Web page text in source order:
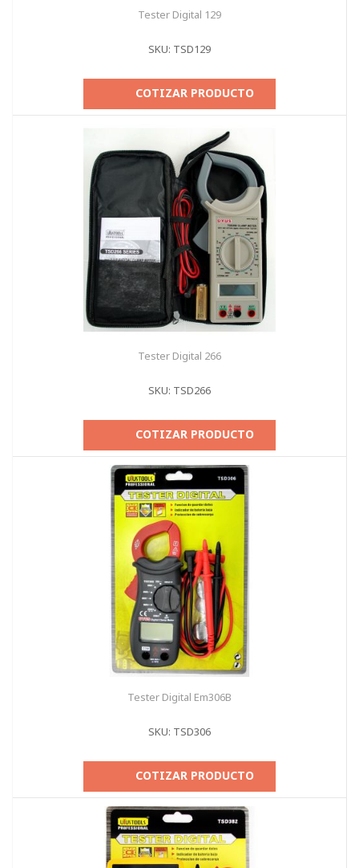
Tester Digital 129
SKU: TSD129
COTIZAR PRODUCTO
Tester Digital 266
SKU: TSD266
COTIZAR PRODUCTO
Tester Digital Em306B
SKU: TSD306
COTIZAR PRODUCTO